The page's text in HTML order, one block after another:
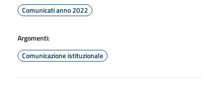
Comunicati anno 2022
Argomenti:
Comunicazione istituzionale